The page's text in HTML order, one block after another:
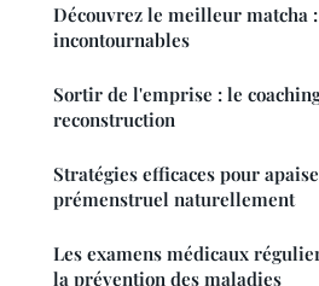
Découvrez le meilleur matcha
incontournables
Sortir de l'emprise : le
reconstruction
Stratégies efficaces pour
prémenstruel naturellement
Les examens médicaux
la prévention des maladies